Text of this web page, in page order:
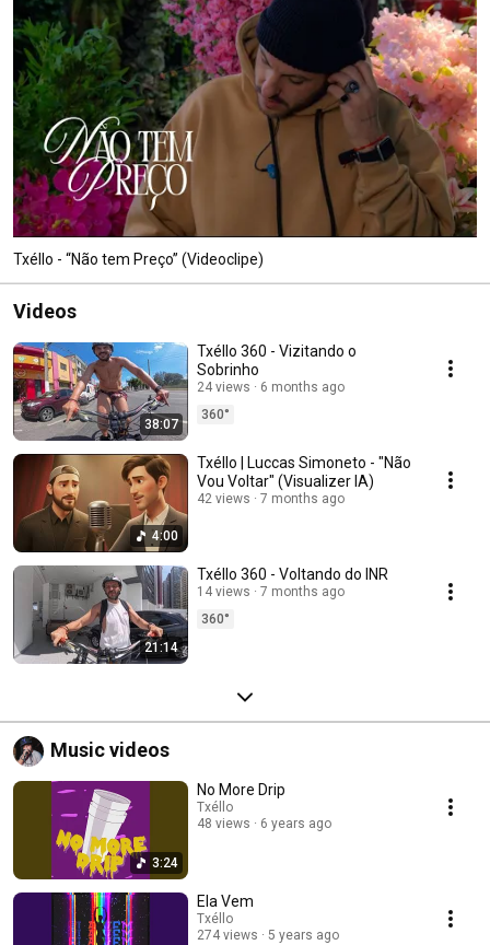
Txéllo - “Não tem Preço” (Videoclipe)
Videos
38:07
Txéllo 360 - Vizitando o
Sobrinho
24 views
6 months ago
360°
4:00
Txéllo | Luccas Simoneto - "Não
Vou Voltar" (Visualizer IA)
42 views 7 months ago
21:14
Txéllo 360 - Voltando do INR
14 views
7 months ago
360°
Music videos
3:24
No More Drip
Txéllo
48 views
6 years ago
Ela Vem
Txéllo
274 views
5 years ago